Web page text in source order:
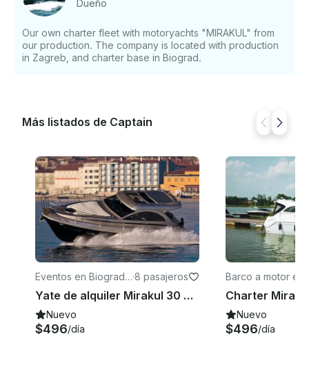
euros desde abril hasta mediados de junio y hasta
4.900,00 euros en temporada alta. 3 camarotes para
dormir Si tiene alguna pregunta, podemos
responderla a través de la plataforma de mensajería
Dueño
Our own charter fleet with motoryachts "MIRAKUL" from
our production. The company is located with production
in Zagreb, and charter base in Biograd.
Más listados de Captain
Eventos en Biograd
na Moru
·8 pasajeros
Yate de alquiler Mirakul 30 desde Biograd na Moru
Nuevo
$496/día
Barco a motor en
grad na Moru
Nuevo
$496/día